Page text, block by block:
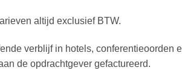
altijd exclusief BTW.
verblijf in hotels, conferentieoorden
de opdrachtgever gefactureerd.